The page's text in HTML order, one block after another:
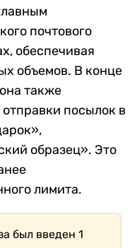
почтового
обеспечивая
объемов. В конце
также
посылок в
образец». Это
лимита.
был введен 1